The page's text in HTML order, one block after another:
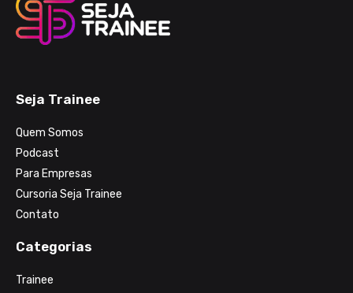
Seja Trainee
Quem Somos
Podcast
Para Empresas
Cursoria Seja Trainee
Contato
Categorias
Trainee